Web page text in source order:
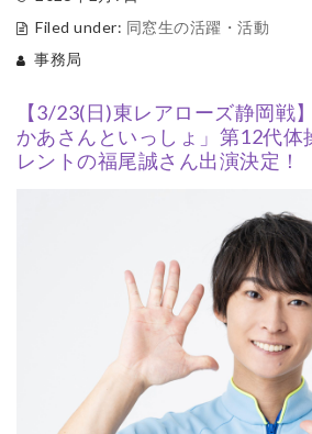
Filed under: 同窓生の活躍・活動
事務局
【3/23(日)東レアローズ静岡戦
かあさんといっしょ」第12代体
レントの福尾誠さん出演決定！